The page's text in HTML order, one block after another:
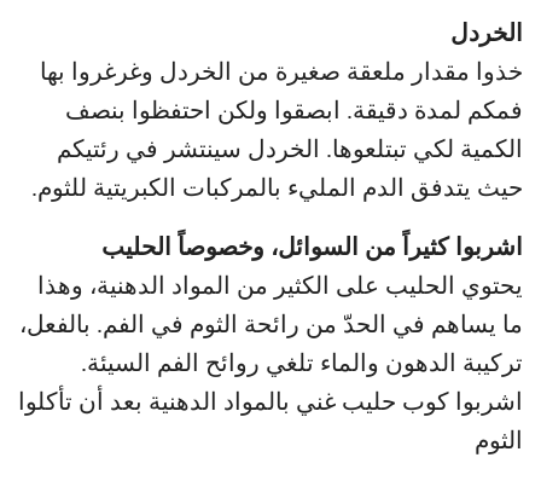
الخردل
خذوا مقدار ملعقة صغيرة من الخردل وغرغروا بها
فمكم لمدة دقيقة. ابصقوا ولكن احتفظوا بنصف
الكمية لكي تبتلعوها. الخردل سينتشر في رئتيكم
حيث يتدفق الدم المليء بالمركبات الكبريتية للثوم.
اشربوا كثيراً من السوائل، وخصوصاً الحليب
يحتوي الحليب على الكثير من المواد الدهنية، وهذا
ما يساهم في الحدّ من رائحة الثوم في الفم. بالفعل،
تركيبة الدهون والماء تلغي روائح الفم السيئة.
اشربوا كوب حليب غني بالمواد الدهنية بعد أن تأكلوا
الثوم